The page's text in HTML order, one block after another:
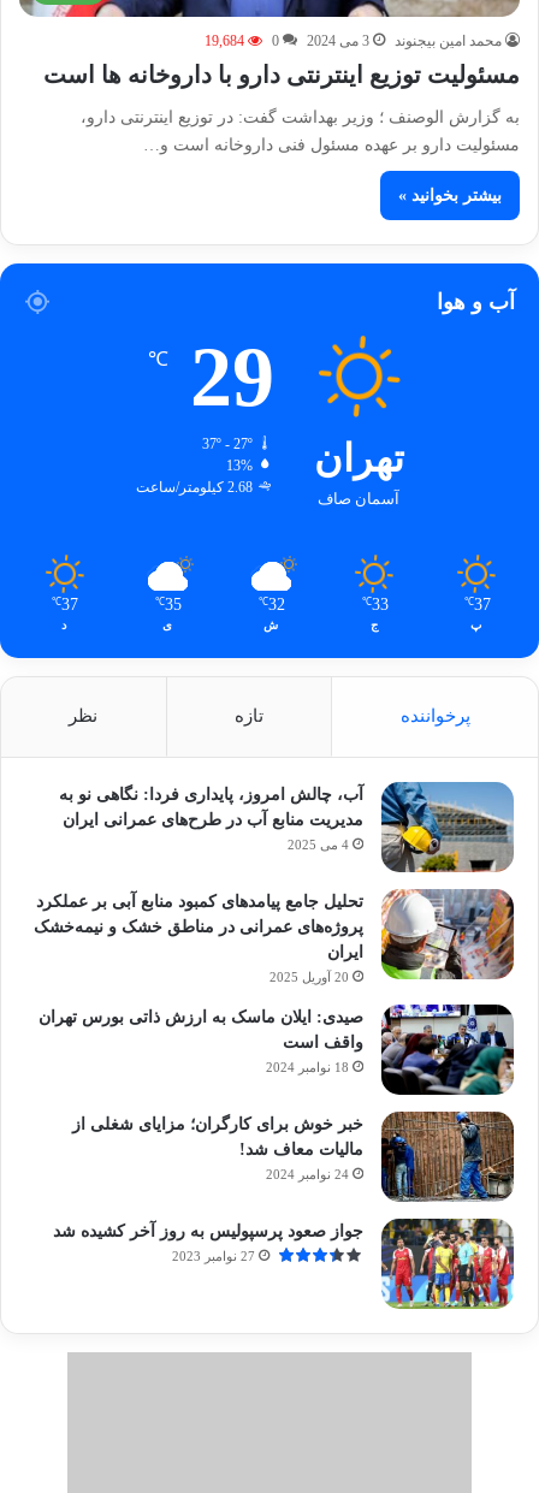
محمد امین بیجنوند 3 می 2024 0
19,684
مسئولیت توزیع اینترنتی دارو با داروخانه ها است
به گزارش الوصنف ؛ وزیر بهداشت گفت: در توزیع اینترنتی دارو،
مسئولیت دارو بر عهده مسئول فنی داروخانه است و…
بیشتر بخوانید »
آب و هوا
تهران
آسمان صاف
29
℃
37º - 27º
13%
2.68 کیلومتر/ساعت
37
℃
پ
33
℃
ج
32
℃
ش
35
℃
ی
37
℃
د
پرخواننده تازه نظر
آب، چالش امروز، پایداری فردا: نگاهی نو به
مدیریت منابع آب در طرح‌های عمرانی ایران
4 می 2025
تحلیل جامع پیامدهای کمبود منابع آبی بر عملکرد
پروژه‌های عمرانی در مناطق خشک و نیمه‌خشک
ایران
20 آوریل 2025
صیدی: ایلان ماسک به ارزش ذاتی بورس تهران
واقف است
18 نوامبر 2024
خبر خوش برای کارگران؛ مزایای شغلی از
مالیات معاف شد!
24 نوامبر 2024
جواز صعود پرسپولیس به روز آخر کشیده شد
27 نوامبر 2023